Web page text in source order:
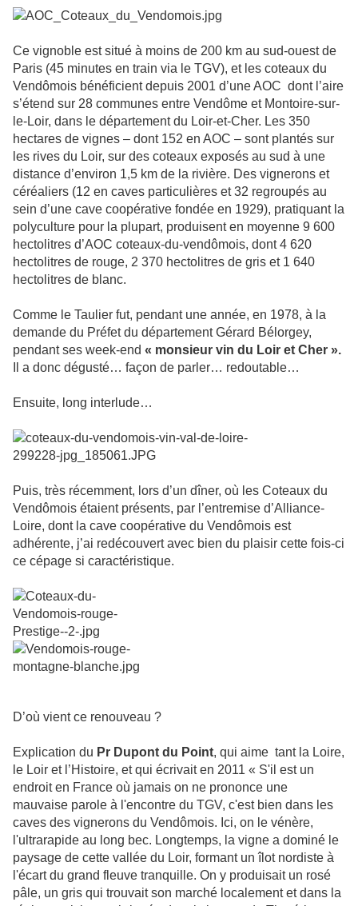
Ce vignoble est situé à moins de 200 km au sud-ouest de
Paris (45 minutes en train via le TGV), et les coteaux du
Vendômois bénéficient depuis 2001 d’une AOC dont l’aire
s’étend sur 28 communes entre Vendôme et Montoire-sur-
le-Loir, dans le département du Loir-et-Cher. Les 350
hectares de vignes – dont 152 en AOC – sont plantés sur
les rives du Loir, sur des coteaux exposés au sud à une
distance d’environ 1,5 km de la rivière. Des vignerons et
céréaliers (12 en caves particulières et 32 regroupés au
sein d’une cave coopérative fondée en 1929), pratiquant la
polyculture pour la plupart, produisent en moyenne 9 600
hectolitres d’AOC coteaux-du-vendômois, dont 4 620
hectolitres de rouge, 2 370 hectolitres de gris et 1 640
hectolitres de blanc.
Comme le Taulier fut, pendant une année, en 1978, à la
demande du Préfet du département Gérard Bélorgey,
pendant ses week-end « monsieur vin du Loir et Cher ».
Il a donc dégusté… façon de parler… redoutable…
Ensuite, long interlude…
Puis, très récemment, lors d’un dîner, où les Coteaux du
Vendômois étaient présents, par l’entremise d’Alliance-
Loire, dont la cave coopérative du Vendômois est
adhérente, j’ai redécouvert avec bien du plaisir cette fois-ci
ce cépage si caractéristique.
D’où vient ce renouveau ?
Explication du Pr Dupont du Point, qui aime tant la Loire,
le Loir et l’Histoire, et qui écrivait en 2011 « S'il est un
endroit en France où jamais on ne prononce une
mauvaise parole à l'encontre du TGV, c'est bien dans les
caves des vignerons du Vendômois. Ici, on le vénère,
l'ultrarapide au long bec. Longtemps, la vigne a dominé le
paysage de cette vallée du Loir, formant un îlot nordiste à
l'écart du grand fleuve tranquille. On y produisait un rosé
pâle, un gris qui trouvait son marché localement et dans la